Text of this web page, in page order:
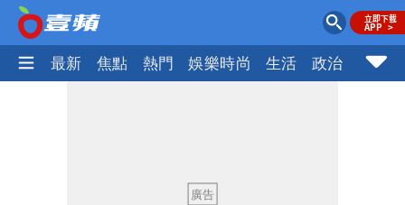
最新 焦點 熱門 娛樂時尚 生活 政治 社會